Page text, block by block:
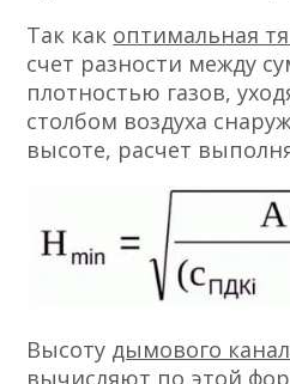
Так как оптимальная
счет разности между
плотностью газов,
столбом воздуха
высоте, расчет
Высоту дымового